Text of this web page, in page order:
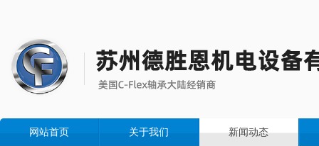
网站首页 关于我们 新闻动态